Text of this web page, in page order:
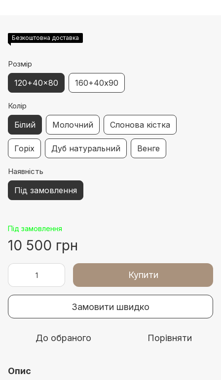
Безкоштовна доставка
Розмір
120+40x80 160+40х90
Колір
Білий Молочний Слонова кістка
Горіх Дуб натуральний Венге
Наявність
Під замовлення
Під замовлення
10 500 грн
Купити
Замовити швидко
До обраного Порівняти
Опис